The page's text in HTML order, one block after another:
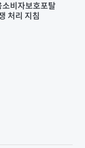
소비자보호포탈
처리 지침